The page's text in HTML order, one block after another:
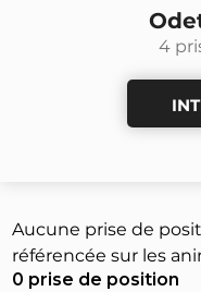
4
Aucune prise de
référencée sur les
0 prise de position